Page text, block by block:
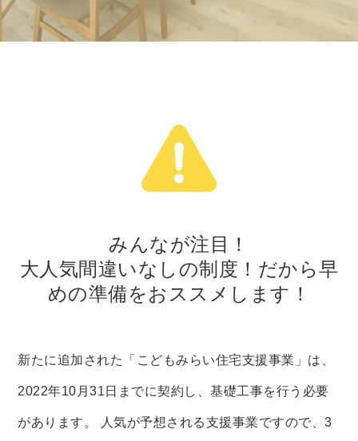
みんなが注目！
大人気間違いなしの制度！だから早
めの準備をおススメします！
新たに追加された「こどもみらい住宅支援事業」は、
2022年10月31日までに契約し、基礎工事を行う必要
があります。 人気が予想される支援事業ですので、3